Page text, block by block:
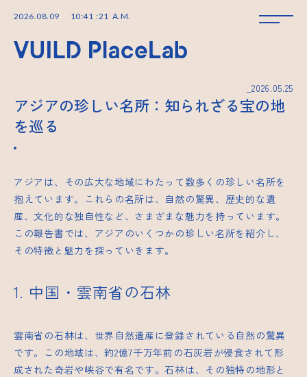
2026.08.09 10:41 :22 A.M.
_2026.05.25
アジアの珍しい名所：知られざる宝の地
を巡る
アジアは、その広大な地域にわたって数多くの珍しい名所を
抱えています。これらの名所は、自然の驚異、歴史的な遺
産、文化的な独自性など、さまざまな魅力を持っています。
この報告書では、アジアのいくつかの珍しい名所を紹介し、
その特徴と魅力を探っていきます。
1. 中国・雲南省の石林
雲南省の石林は、世界自然遺産に登録されている自然の驚異
です。この地域は、約2億7千万年前の石灰岩が侵食されて形
成された奇岩や峡谷で有名です。石林は、その独特の地形と